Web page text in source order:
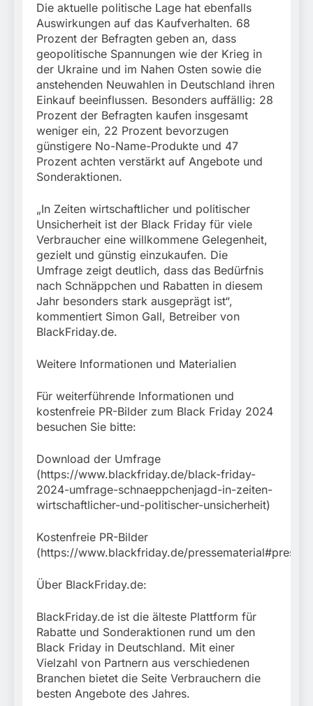
Die aktuelle politische Lage hat ebenfalls
Auswirkungen auf das Kaufverhalten. 68
Prozent der Befragten geben an, dass
geopolitische Spannungen wie der Krieg in
der Ukraine und im Nahen Osten sowie die
anstehenden Neuwahlen in Deutschland ihren
Einkauf beeinflussen. Besonders auffällig: 28
Prozent der Befragten kaufen insgesamt
weniger ein, 22 Prozent bevorzugen
günstigere No-Name-Produkte und 47
Prozent achten verstärkt auf Angebote und
Sonderaktionen.
„In Zeiten wirtschaftlicher und politischer
Unsicherheit ist der Black Friday für viele
Verbraucher eine willkommene Gelegenheit,
gezielt und günstig einzukaufen. Die
Umfrage zeigt deutlich, dass das Bedürfnis
nach Schnäppchen und Rabatten in diesem
Jahr besonders stark ausgeprägt ist“,
kommentiert Simon Gall, Betreiber von
BlackFriday.de.
Weitere Informationen und Materialien
Für weiterführende Informationen und
kostenfreie PR-Bilder zum Black Friday 2024
besuchen Sie bitte:
Download der Umfrage
(https://www.blackfriday.de/black-friday-
2024-umfrage-schnaeppchenjagd-in-zeiten-
wirtschaftlicher-und-politischer-unsicherheit)
Kostenfreie PR-Bilder
(https://www.blackfriday.de/
Über BlackFriday.de:
BlackFriday.de ist die älteste Plattform für
Rabatte und Sonderaktionen rund um den
Black Friday in Deutschland. Mit einer
Vielzahl von Partnern aus verschiedenen
Branchen bietet die Seite Verbrauchern die
besten Angebote des Jahres.